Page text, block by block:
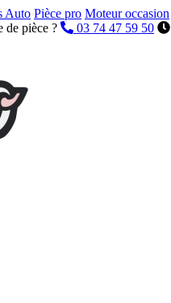
Auto Pièce pro Moteur occasion
de pièce ?
03 74 47 59 50